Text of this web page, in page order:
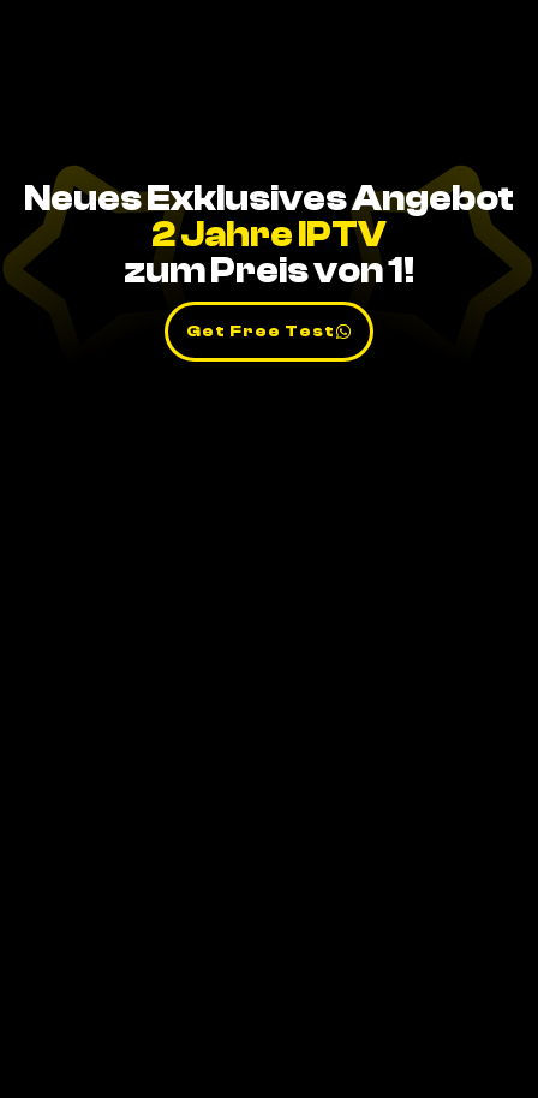
Neues Exklusives Angebot
2 Jahre IPTV
zum Preis von 1!
Get Free Test